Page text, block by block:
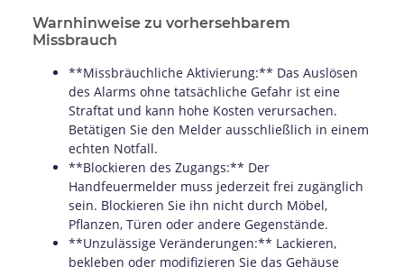
Warnhinweise zu vorhersehbarem
Missbrauch
**Missbräuchliche Aktivierung:** Das Auslösen
des Alarms ohne tatsächliche Gefahr ist eine
Straftat und kann hohe Kosten verursachen.
Betätigen Sie den Melder ausschließlich in einem
echten Notfall.
**Blockieren des Zugangs:** Der
Handfeuermelder muss jederzeit frei zugänglich
sein. Blockieren Sie ihn nicht durch Möbel,
Pflanzen, Türen oder andere Gegenstände.
**Unzulässige Veränderungen:** Lackieren,
bekleben oder modifizieren Sie das Gehäuse